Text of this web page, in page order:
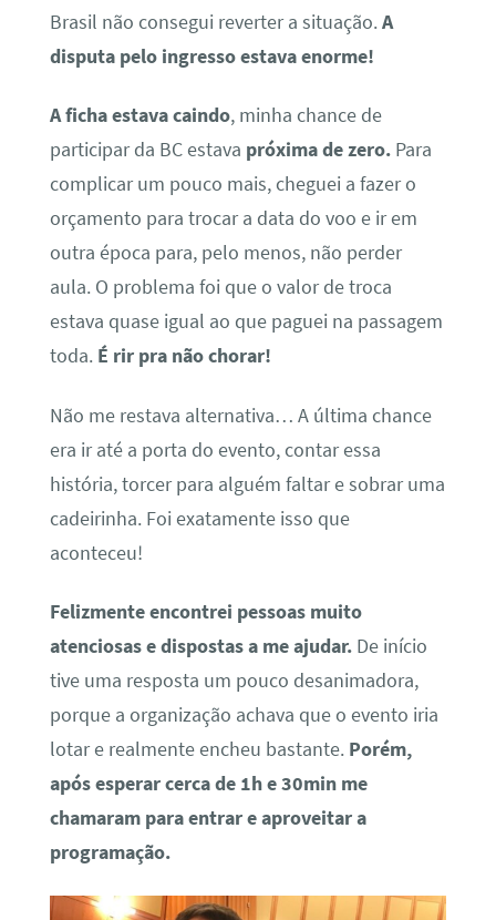
Brasil não consegui reverter a situação.A
disputa pelo ingresso estava enorme!
A ficha estava caindo, minha chance de
participar da BC estava próxima de zero.Para
complicar um pouco mais, cheguei a fazer o
orçamento para trocar a data do voo e ir em
outra época para, pelo menos, não perder
aula. O problema foi que o valor de troca
estava quase igual ao que paguei na passagem
toda. É rir pra não chorar!
Não me restava alternativa… A última chance
era ir até a porta do evento, contar essa
história, torcer para alguém faltar e sobrar uma
cadeirinha. Foi exatamente isso que
aconteceu!
Felizmente encontrei pessoas muito
atenciosas e dispostas a me ajudar.De início
tive uma resposta um pouco desanimadora,
porque a organização achava que o evento iria
lotar e realmente encheu bastante. Porém,
após esperar cerca de 1h e 30min me
chamaram para entrar e aproveitar a
programação.